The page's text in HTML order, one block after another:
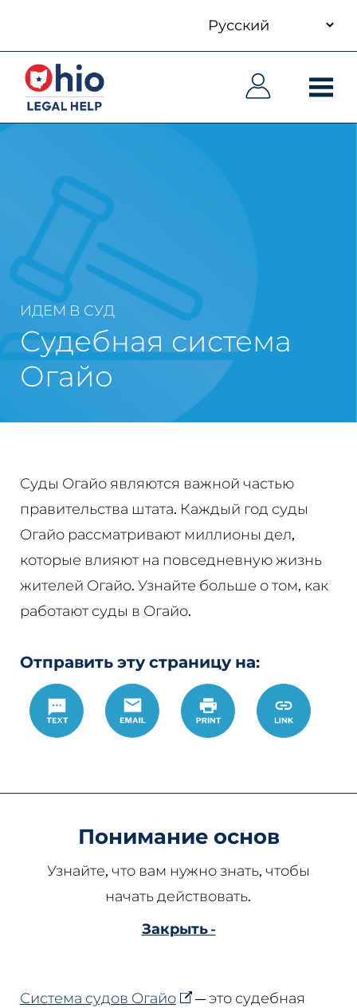
main
content
language
Основная
навигация
Основная
навигация
ИДЕМ В СУД
Судебная система
Огайо
Суды Огайо являются важной частью
правительства штата. Каждый год суды
Огайо рассматривают миллионы дел,
которые влияют на повседневную жизнь
жителей Огайо. Узнайте больше о том, как
работают суды в Огайо.
Отправить эту страницу на:
Text
Email Печать
https://
Link
Понимание основ
Узнайте, что вам нужно знать, чтобы
начать действовать.
Закрыть -
Система судов Огайо
— это судебная